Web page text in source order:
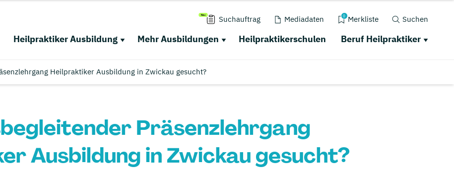
Suchauftrag Mediadaten 0 Merkliste Suchen
Heilpraktiker Ausbildung Mehr Ausbildungen Heilpraktikerschulen Beruf Heilpraktiker
Heilpraktiker Ausbildung in Zwickau gesucht?
Präsenzlehrgang
Ausbildung in Zwickau gesucht?